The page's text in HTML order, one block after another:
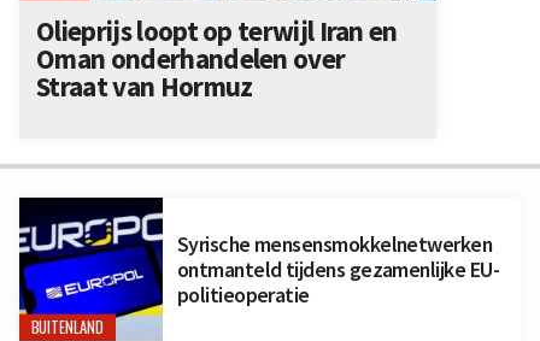
BUITENLAND
Syrische mensensmokkelnetwerken
ontmanteld tijdens gezamenlijke EU-
politieoperatie
Olieprijs loopt op terwijl Iran en
Oman onderhandelen over
Straat van Hormuz